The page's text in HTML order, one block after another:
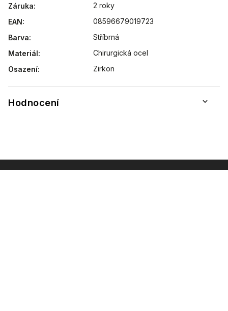
Záruka:
2 roky
EAN:
08596679019723
Barva:
Stříbrná
Materiál:
Chirurgická ocel
Osazení: Zirkon
Hodnocení
51 mm
57 mm
62 mm